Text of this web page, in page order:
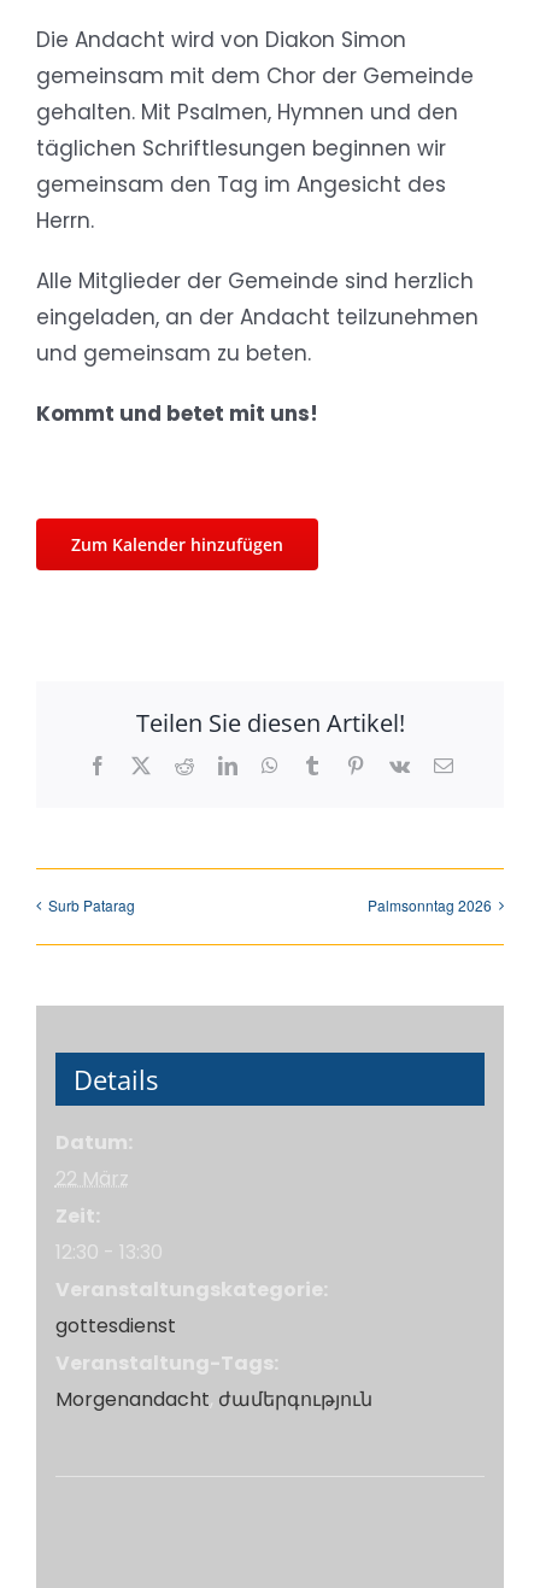
Die Andacht wird von Diakon Simon
gemeinsam mit dem Chor der Gemeinde
gehalten. Mit Psalmen, Hymnen und den
täglichen Schriftlesungen beginnen wir
gemeinsam den Tag im Angesicht des
Herrn.
Alle Mitglieder der Gemeinde sind herzlich
eingeladen, an der Andacht teilzunehmen
und gemeinsam zu beten.
Kommt und betet mit uns!
Zum Kalender hinzufügen
Teilen Sie diesen Artikel!
Facebook
X RedditLinkedInWhatsApp
TumblrPinterest
Vk
E-
Surb Patarag Palmsonntag 2026
Details
Datum:
22 März
Zeit:
12:30 - 13:30
Veranstaltungskategorie:
gottesdienst
Veranstaltung-Tags:
Morgenandacht, ժամերգություն